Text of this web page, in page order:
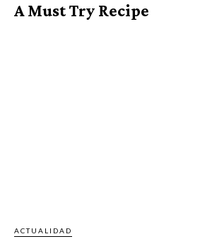
A Must Try Recipe
ACTUALIDAD